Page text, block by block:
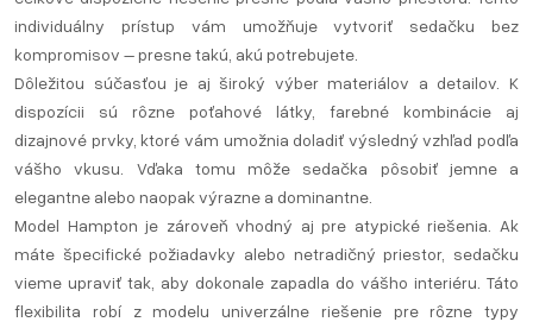
individuálny prístup vám umožňuje vytvoriť sedačku bez
kompromisov – presne takú, akú potrebujete.
Dôležitou súčasťou je aj široký výber materiálov a detailov. K
dispozícii sú rôzne poťahové látky, farebné kombinácie aj
dizajnové prvky, ktoré vám umožnia doladiť výsledný vzhľad podľa
vášho vkusu. Vďaka tomu môže sedačka pôsobiť jemne a
elegantne alebo naopak výrazne a dominantne.
Model Hampton je zároveň vhodný aj pre atypické riešenia. Ak
máte špecifické požiadavky alebo netradičný priestor, sedačku
vieme upraviť tak, aby dokonale zapadla do vášho interiéru. Táto
flexibilita robí z modelu univerzálne riešenie pre rôzne typy